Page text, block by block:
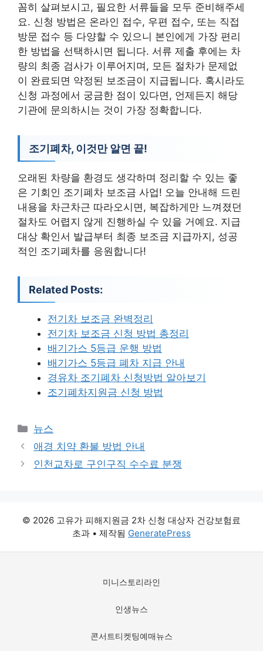
꼼히 살펴보시고, 필요한 서류들을 모두 준비해주세
요. 신청 방법은 온라인 접수, 우편 접수, 또는 직접
방문 접수 등 다양할 수 있으니 본인에게 가장 편리
한 방법을 선택하시면 됩니다. 서류 제출 후에는 차
량의 최종 검사가 이루어지며, 모든 절차가 문제없
이 완료되면 약정된 보조금이 지급됩니다. 혹시라도
신청 과정에서 궁금한 점이 있다면, 언제든지 해당
기관에 문의하시는 것이 가장 정확합니다.
조기폐차, 이것만 알면 끝!
오래된 차량을 환경도 생각하며 정리할 수 있는 좋
은 기회인 조기폐차 보조금 사업! 오늘 안내해 드린
내용을 차근차근 따라오시면, 복잡하게만 느껴졌던
절차도 어렵지 않게 진행하실 수 있을 거예요. 지급
대상 확인서 발급부터 최종 보조금 지급까지, 성공
적인 조기폐차를 응원합니다!
Related Posts:
전기차 보조금 완벽정리
전기차 보조금 신청 방법 총정리
배기가스 5등급 운행 방법
배기가스 5등급 폐차 지급 안내
경유차 조기폐차 신청방법 알아보기
조기폐차지원금 신청 방법
카
테
고
리
뉴스
애경 치약 환불 방법 안내
인천교차로 구인구직 수수료 분쟁
© 2026 고유가 피해지원금 2차 신청 대상자 건강보험료
초과 • 제작됨 GeneratePress
미니스토리라인
인생뉴스
콘서트티켓팅예매뉴스